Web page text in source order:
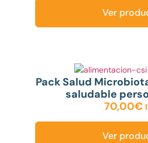
Ver
Pack Salud
saludable
70,00€
Ver